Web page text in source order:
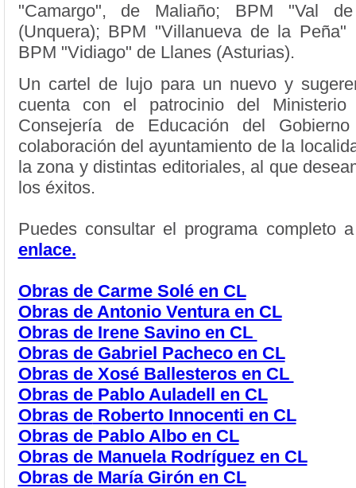
"Camargo", de Maliaño; BPM "Val
(Unquera); BPM "Villanueva de la Peña"
BPM "Vidiago" de Llanes (Asturias).
Un cartel de lujo para un nuevo y
cuenta con el patrocinio del
Consejería de Educación del
colaboración del ayuntamiento de la
la zona y distintas editoriales, al que
los éxitos.
Puedes consultar el programa completo
enlace.
Obras de Carme Solé en CL
Obras de Antonio Ventura en CL
Obras de Irene Savino en CL
Obras de Gabriel Pacheco en CL
Obras de Xosé Ballesteros en CL
Obras de Pablo Auladell en CL
Obras deRoberto Innocenti en CL
Obras de Pablo Albo en CL
Obras de Manuela Rodríguez en CL
Obras de María Girón en CL